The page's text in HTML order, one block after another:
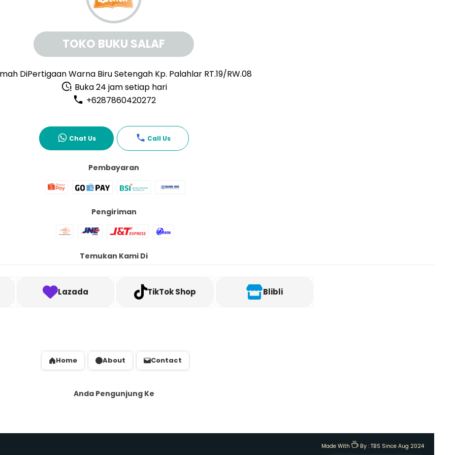
TOKO BUKU SALAF
DiPertigaan Warna Biru Setengah Kp. Palahlar RT.19/RW.08
Buka 24 jam setiap hari
+6287860420272
Chat Us Call Us
Pembayaran
Pengiriman
Temukan Kami Di
Lazada TikTok Shop Blibli
Home About Contact
Anda Pengunjung Ke
Made With By : TBS Since Aug 2024